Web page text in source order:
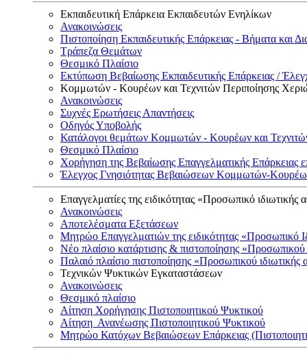
Εκπαιδευτική Επάρκεια Εκπαιδευτών Ενηλίκων
Ανακοινώσεις
Πιστοποίηση Εκπαιδευτικής Επάρκειας - Βήματα και
Τράπεζα Θεμάτων
Θεσμικό Πλαίσιο
Εκτύπωση Βεβαίωσης Εκπαιδευτικής Επάρκειας /
Κομμωτών - Κουρέων και Τεχνιτών Περιποίησης
Ανακοινώσεις
Συχνές Ερωτήσεις Απαντήσεις
Οδηγός Υποβολής
Κατάλογοι θεμάτων Κομμωτών - Κουρέων και
Θεσμικό Πλαίσιο
Χορήγηση της Βεβαίωσης Επαγγελματικής
Έλεγχος Γνησιότητας Βεβαιώσεων Κομμωτών-
Επαγγελματίες της ειδικότητας «Προσωπικό ιδιωτικής
Ανακοινώσεις
Αποτελέσματα Εξετάσεων
Μητρώο Επαγγελματιών της ειδικότητας «Προσωπικό
Νέο πλαίσιο κατάρτισης & πιστοποίησης «Προσωπικού
Παλαιό πλαίσιο πιστοποίησης «Προσωπικού
Τεχνικών Ψυκτικών Εγκαταστάσεων
Ανακοινώσεις
Θεσμικό πλαίσιο
Αίτηση Χορήγησης Πιστοποιητικού Ψυκτικού
Αίτηση Ανανέωσης Πιστοποιητικού Ψυκτικού
Μητρώο Κατόχων Βεβαιώσεων Επάρκειας